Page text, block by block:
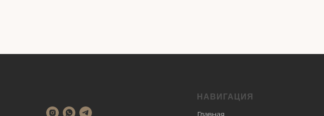
НАВИГАЦИЯ
Главная